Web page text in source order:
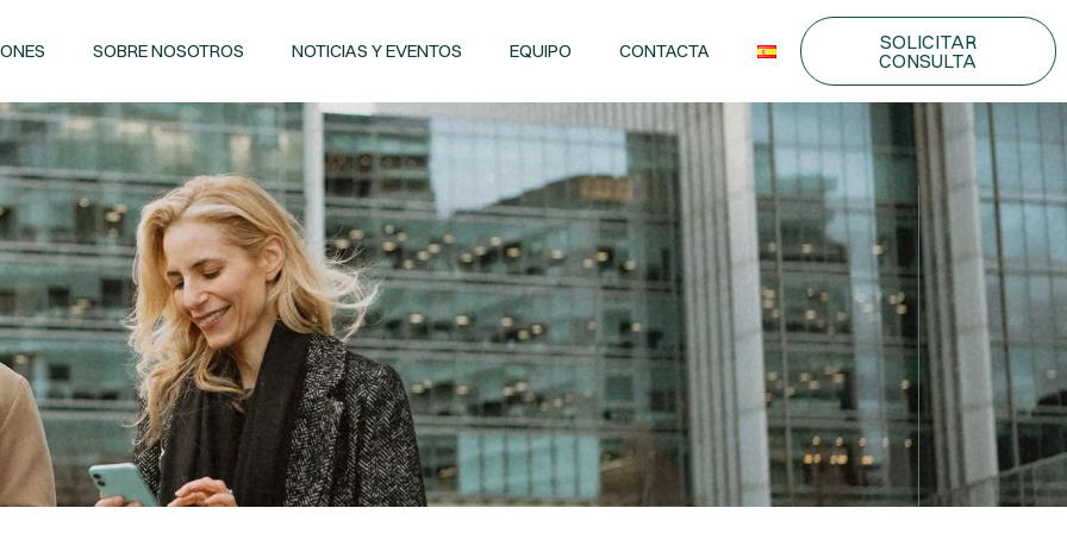
SOBRE NOSOTROS NOTICIAS Y EVENTOS EQUIPO CONTACTA
SOLICITAR
CONSULTA